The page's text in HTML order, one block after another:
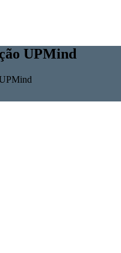
UPMind